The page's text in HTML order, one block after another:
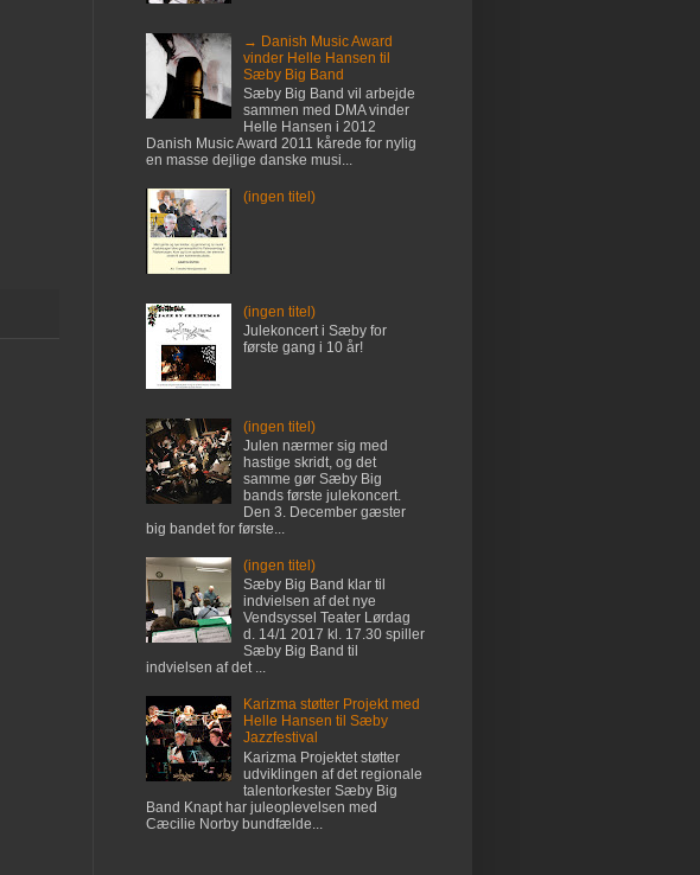
→ Danish Music Award
vinder Helle Hansen til
Sæby Big Band
Sæby Big Band vil arbejde
sammen med DMA vinder
Helle Hansen i 2012
Danish Music Award 2011 kårede for nylig
en masse dejlige danske musi...
(ingen titel)
(ingen titel)
Julekoncert i Sæby for
første gang i 10 år!
(ingen titel)
Julen nærmer sig med
hastige skridt, og det
samme gør Sæby Big
bands første julekoncert.
Den 3. December gæster
big bandet for første...
(ingen titel)
Sæby Big Band klar til
indvielsen af det nye
Vendsyssel Teater Lørdag
d. 14/1 2017 kl. 17.30 spiller
Sæby Big Band til
indvielsen af det ...
Karizma støtter Projekt med
Helle Hansen til Sæby
Jazzfestival
Karizma Projektet støtter
udviklingen af det regionale
talentorkester Sæby Big
Band Knapt har juleoplevelsen med
Cæcilie Norby bundfælde...